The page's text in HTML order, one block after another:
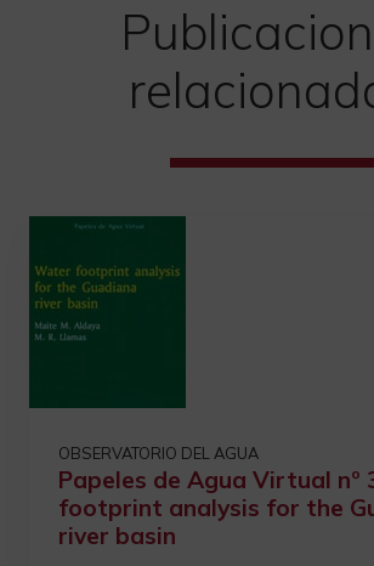
OBSERVATORIO DEL AGUA
Papeles de Agua Virtual nº
footprint analysis for the
river basin